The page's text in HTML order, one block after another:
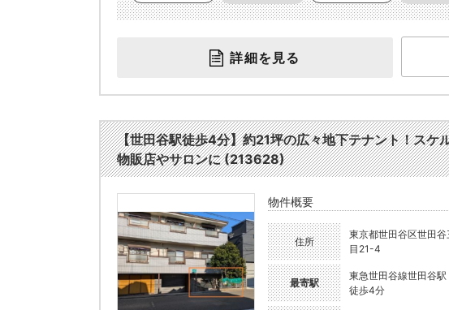
詳細を見る
【世田谷駅徒歩4分】約21坪の広々地下テナント！スケ
物販店やサロンに (213628)
物件概要
住所
東京都世田谷区世田谷
目21-4
最寄駅
東急世田谷線世田谷駅
徒歩4分